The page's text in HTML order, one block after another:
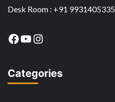
Desk Room : +91 9931405335
Facebook
YouTube
Instagram
Categories